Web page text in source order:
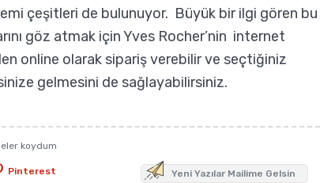
kremi çeşitleri de bulunuyor. Büyük bir ilgi gören bu
göz atmak için Yves Rocher’nin internet
online olarak sipariş verebilir ve seçtiğiniz
gelmesini de sağlayabilirsiniz.
koydum
Pinterest Yeni Yazılar Mailime Gelsin